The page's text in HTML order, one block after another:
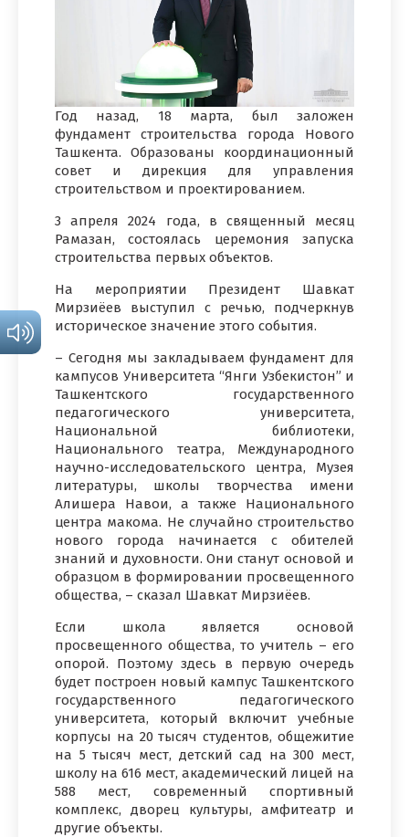
Год назад, 18 марта, был заложен
фундамент строительства города Нового
Ташкента. Образованы координационный
совет и дирекция для управления
строительством и проектированием.
3 апреля 2024 года, в священный месяц
Рамазан, состоялась церемония запуска
строительства первых объектов.
На мероприятии Президент Шавкат
Мирзиёев выступил с речью, подчеркнув
историческое значение этого события.
– Сегодня мы закладываем фундамент для
кампусов Университета “Янги Узбекистон” и
Ташкентского государственного
педагогического университета,
Национальной библиотеки,
Национального театра, Международного
научно-исследовательского центра, Музея
литературы, школы творчества имени
Алишера Навои, а также Национального
центра макома. Не случайно строительство
нового города начинается с обителей
знаний и духовности. Они станут основой и
образцом в формировании просвещенного
общества, – сказал Шавкат Мирзиёев.
Если школа является основой
просвещенного общества, то учитель – его
опорой. Поэтому здесь в первую очередь
будет построен новый кампус Ташкентского
государственного педагогического
университета, который включит учебные
корпусы на 20 тысяч студентов, общежитие
на 5 тысяч мест, детский сад на 300 мест,
школу на 616 мест, академический лицей на
588 мест, современный спортивный
комплекс, дворец культуры, амфитеатр и
другие объекты.